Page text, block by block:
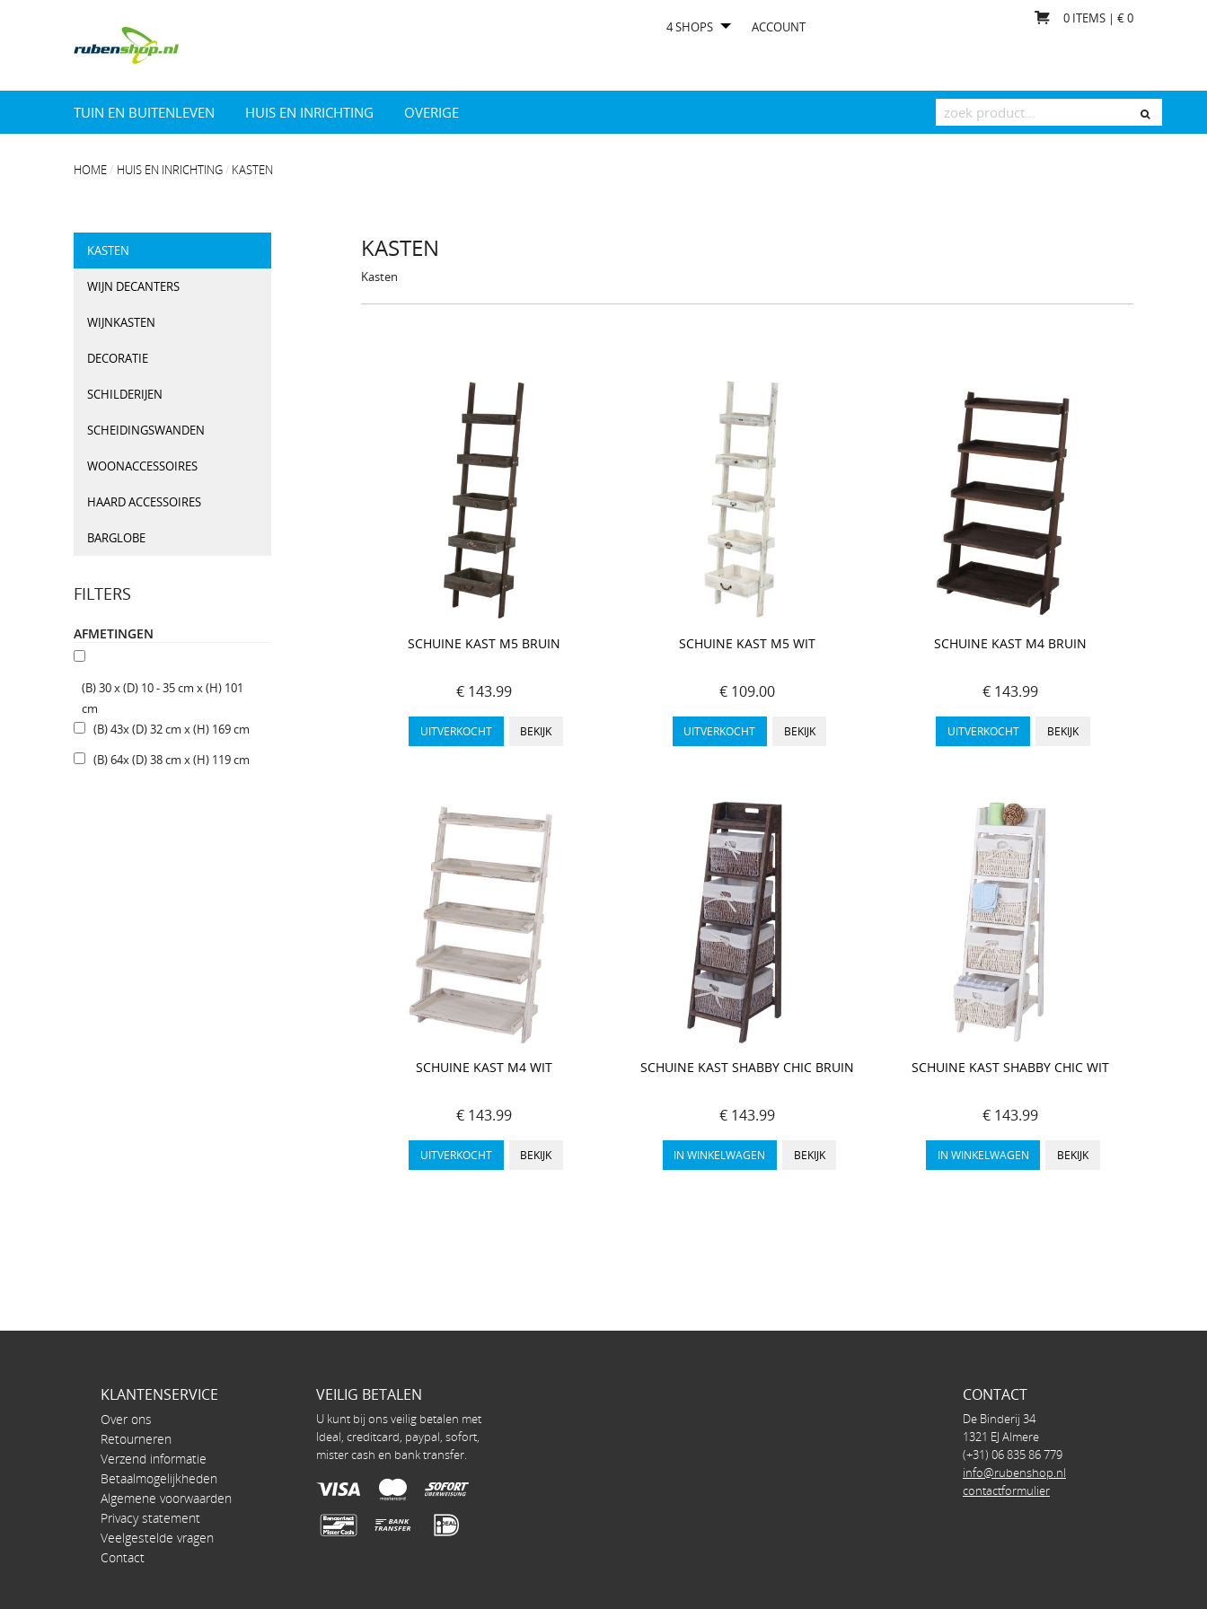
4 SHOPS ACCOUNT
0 ITEMS | €0
TUIN EN BUITENLEVEN HUIS EN INRICHTING OVERIGE
HOME HUIS EN INRICHTING KASTEN
KASTEN
WIJN DECANTERS
WIJNKASTEN
DECORATIE
SCHILDERIJEN
SCHEIDINGSWANDEN
WOONACCESSOIRES
HAARD ACCESSOIRES
BARGLOBE
FILTERS
AFMETINGEN
(B) 30 x (D) 10 - 35 cm x (H) 101
cm
(B) 43x (D) 32 cm x (H) 169 cm
(B) 64x (D) 38 cm x (H) 119 cm
KASTEN
Kasten
SCHUINE KAST M5 BRUIN
€ 143.99
UITVERKOCHT BEKIJK
SCHUINE KAST M5 WIT
€ 109.00
UITVERKOCHT BEKIJK
SCHUINE KAST M4 BRUIN
€ 143.99
UITVERKOCHT BEKIJK
SCHUINE KAST M4 WIT
€ 143.99
UITVERKOCHT BEKIJK
SCHUINE KAST SHABBY CHIC BRUIN
€ 143.99
IN WINKELWAGEN BEKIJK
SCHUINE KAST SHABBY CHIC WIT
€ 143.99
IN WINKELWAGEN BEKIJK
KLANTENSERVICE
Over ons
Retourneren
Verzend informatie
Betaalmogelijkheden
Algemene voorwaarden
Privacy statement
Veelgestelde vragen
Contact
VEILIG BETALEN
U kunt bij ons veilig betalen met
Ideal, creditcard, paypal, sofort,
mister cash en bank transfer.
CONTACT
De Binderij 34
1321 EJ Almere
(+31) 06 835 86 779
info@rubenshop.nl
contactformulier